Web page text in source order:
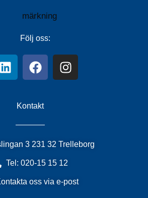
Följ oss:
Kontakt
3 231 32 Trelleborg
Tel: 020-15 15 12
oss via e-post